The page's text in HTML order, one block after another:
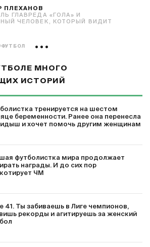
ПЛЕХАНОВ
ГЛАВРЕДА «ГОЛА» И
ЧЕЛОВЕК, КОТОРЫЙ ВИДИТ
МНОГО
ИСТОРИЙ
тренируется на шестом
беременности. Ранее она перенесла
и хочет помочь другим женщинам
футболистка мира продолжает
награды. И до сих пор
ЧМ
41. Ты забиваешь в Лиге чемпионов,
рекорды и агитируешь за женский